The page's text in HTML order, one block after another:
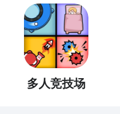
多人竞技场